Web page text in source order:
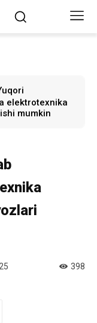
elektrotexnika
mumkin
398